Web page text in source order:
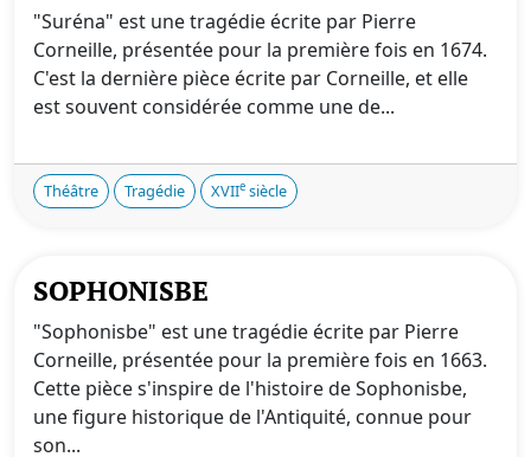
"Suréna" est une tragédie écrite par Pierre
Corneille, présentée pour la première fois en 1674.
C'est la dernière pièce écrite par Corneille, et elle
est souvent considérée comme une de...
Théâtre Tragédie XVIIe siècle
SOPHONISBE
"Sophonisbe" est une tragédie écrite par Pierre
Corneille, présentée pour la première fois en 1663.
Cette pièce s'inspire de l'histoire de Sophonisbe,
une figure historique de l'Antiquité, connue pour
son...